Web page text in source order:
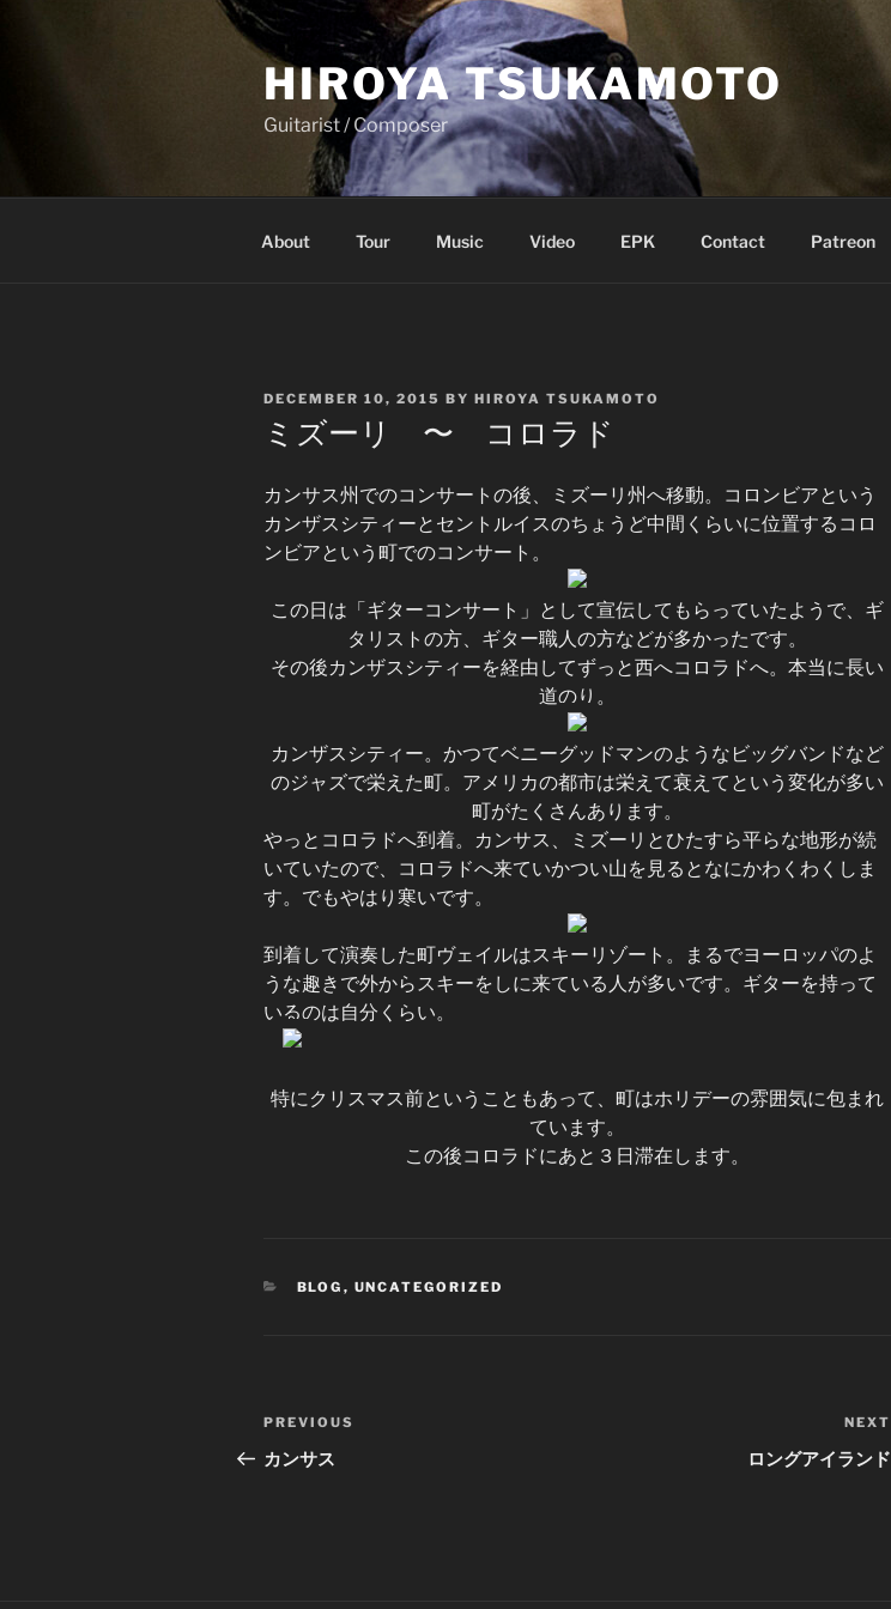
HIROYA TSUKAMOTO
Guitarist / Composer
About Tour Music Video EPK Contact Patreon
POSTED
DECEMBER 10, 2015 BY HIROYA TSUKAMOTO
ミズーリ 〜 コロラド
カンサス州でのコンサートの後、ミズーリ州へ移動。コロンビアという
カンザスシティーとセントルイスのちょうど中間くらいに位置するコロ
ンビアという町でのコンサート。
この日は「ギターコンサート」として宣伝してもらっていたようで、ギ
タリストの方、ギター職人の方などが多かったです。
その後カンザスシティーを経由してずっと西へコロラドへ。本当に長い
道のり。
カンザスシティー。かつてベニーグッドマンのようなビッグバンドなど
のジャズで栄えた町。アメリカの都市は栄えて衰えてという変化が多い
町がたくさんあります。
やっとコロラドへ到着。カンサス、ミズーリとひたすら平らな地形が続
いていたので、コロラドへ来ていかつい山を見るとなにかわくわくしま
す。でもやはり寒いです。
到着して演奏した町ヴェイルはスキーリゾート。まるでヨーロッパのよ
うな趣きで外からスキーをしに来ている人が多いです。ギターを持って
いるのは自分くらい。
特にクリスマス前ということもあって、町はホリデーの雰囲気に包まれ
ています。
この後コロラドにあと３日滞在します。
CATEGORIES
BLOG , UNCATEGORIZED
Post
navigation
Previous
Post
PREVIOUS
カンサス
NEXT
ロングアイランド